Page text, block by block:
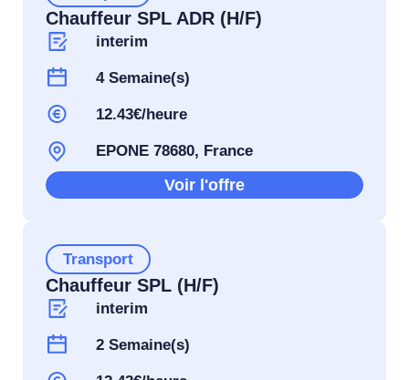
Chauffeur SPL ADR (H/F)
interim
4 Semaine(s)
12.43€/heure
EPONE 78680, France
Voir l'offre
Transport
Chauffeur SPL (H/F)
interim
2 Semaine(s)